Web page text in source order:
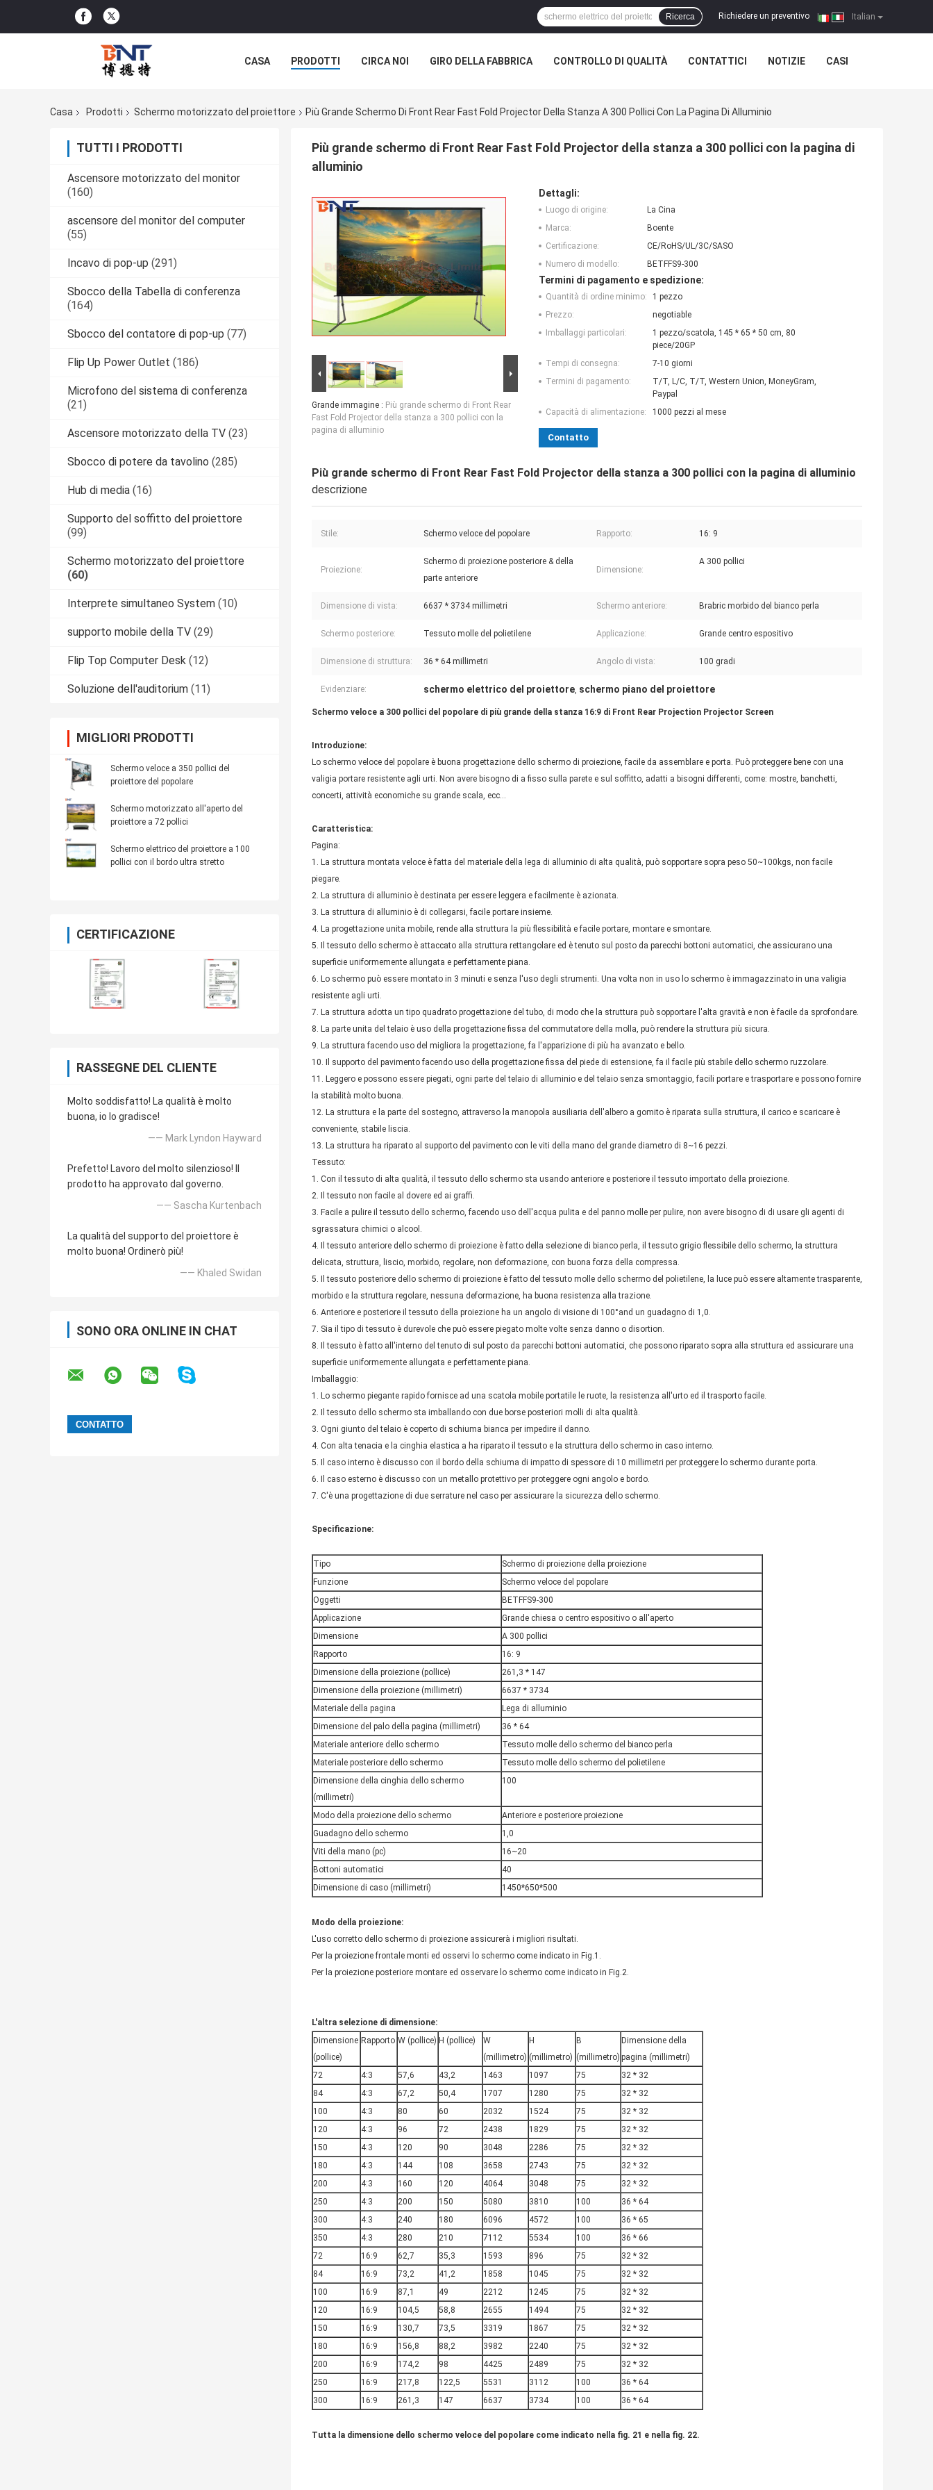
Italian
Richiedere un preventivo |
Ricerca
CASA PRODOTTI CIRCA NOI GIRO DELLA FABBRICA CONTROLLO DI QUALITÀ CONTATTICI NOTIZIE CASI
Casa
Prodotti Schermo motorizzato del proiettore Più Grande Schermo Di Front Rear Fast Fold Projector Della Stanza A 300 Pollici Con La Pagina Di Alluminio
TUTTI I PRODOTTI
Ascensore motorizzato del monitor
(160)
ascensore del monitor del computer
(55)
Incavo di pop-up (291)
Sbocco della Tabella di conferenza
(164)
Sbocco del contatore di pop-up (77)
Flip Up Power Outlet (186)
Microfono del sistema di conferenza
(21)
Ascensore motorizzato della TV (23)
Sbocco di potere da tavolino (285)
Hub di media (16)
Supporto del soffitto del proiettore
(99)
Schermo motorizzato del proiettore
(60)
Interprete simultaneo System (10)
supporto mobile della TV (29)
Flip Top Computer Desk (12)
Soluzione dell'auditorium (11)
MIGLIORI PRODOTTI
Schermo veloce a 350 pollici del
proiettore del popolare
Schermo motorizzato all'aperto del
proiettore a 72 pollici
Schermo elettrico del proiettore a 100
pollici con il bordo ultra stretto
CERTIFICAZIONE
RASSEGNE DEL CLIENTE
Molto soddisfatto! La qualità è molto
buona, io lo gradisce!
—— Mark Lyndon Hayward
Prefetto! Lavoro del molto silenzioso! Il
prodotto ha approvato dal governo.
—— Sascha Kurtenbach
La qualità del supporto del proiettore è
molto buona! Ordinerò più!
—— Khaled Swidan
SONO ORA ONLINE IN CHAT
Più grande schermo di Front Rear Fast Fold Projector della stanza a 300 pollici con la pagina di
alluminio
Grande immagine : Più grande schermo di Front Rear
Fast Fold Projector della stanza a 300 pollici con la
pagina di alluminio
Dettagli:
Luogo di origine:
La Cina
Marca:
Boente
Certificazione:
CE/RoHS/UL/3C/SASO
Numero di modello:
BETFFS9-300
Termini di pagamento e spedizione:
Quantità di ordine minimo:
1 pezzo
Prezzo:
negotiable
Imballaggi particolari:
1 pezzo/scatola, 145 * 65 * 50 cm, 80
piece/20GP
Tempi di consegna:
7-10 giorni
Termini di pagamento:
T/T, L/C, T/T, Western Union, MoneyGram,
Paypal
Capacità di alimentazione:
1000 pezzi al mese
Contatto
Più grande schermo di Front Rear Fast Fold Projector della stanza a 300 pollici con la pagina di alluminio
descrizione
Stile: Schermo veloce del popolare Rapporto: 16: 9
Proiezione:
Schermo di proiezione posteriore & della
parte anteriore
Dimensione:
A 300 pollici
Dimensione di vista: 6637 * 3734 millimetri Schermo anteriore: Brabric morbido del bianco perla
Schermo posteriore: Tessuto molle del polietilene Applicazione: Grande centro espositivo
Dimensione di struttura: 36 * 64 millimetri Angolo di vista: 100 gradi
Evidenziare: schermo elettrico del proiettore, schermo piano del proiettore
Schermo veloce a 300 pollici del popolare di più grande della stanza 16:9 di Front Rear Projection Projector Screen
Introduzione:
Lo schermo veloce del popolare è buona progettazione dello schermo di proiezione, facile da assemblare e porta. Può proteggere bene con una
valigia portare resistente agli urti. Non avere bisogno di a fisso sulla parete e sul soffitto, adatti a bisogni differenti, come: mostre, banchetti,
concerti, attività economiche su grande scala, ecc…
Caratteristica:
Pagina:
1. La struttura montata veloce è fatta del materiale della lega di alluminio di alta qualità, può sopportare sopra peso 50~100kgs, non facile
piegare.
2. La struttura di alluminio è destinata per essere leggera e facilmente è azionata.
3. La struttura di alluminio è di collegarsi, facile portare insieme.
4. La progettazione unita mobile, rende alla struttura la più flessibilità e facile portare, montare e smontare.
5. Il tessuto dello schermo è attaccato alla struttura rettangolare ed è tenuto sul posto da parecchi bottoni automatici, che assicurano una
superficie uniformemente allungata e perfettamente piana.
6. Lo schermo può essere montato in 3 minuti e senza l'uso degli strumenti. Una volta non in uso lo schermo è immagazzinato in una valigia
resistente agli urti.
7. La struttura adotta un tipo quadrato progettazione del tubo, di modo che la struttura può sopportare l'alta gravità e non è facile da sprofondare.
8. La parte unita del telaio è uso della progettazione fissa del commutatore della molla, può rendere la struttura più sicura.
9. La struttura facendo uso del migliora la progettazione, fa l'apparizione di più ha avanzato e bello.
10. Il supporto del pavimento facendo uso della progettazione fissa del piede di estensione, fa il facile più stabile dello schermo ruzzolare.
11. Leggero e possono essere piegati, ogni parte del telaio di alluminio e del telaio senza smontaggio, facili portare e trasportare e possono fornire
la stabilità molto buona.
12. La struttura e la parte del sostegno, attraverso la manopola ausiliaria dell'albero a gomito è riparata sulla struttura, il carico e scaricare è
conveniente, stabile liscia.
13. La struttura ha riparato al supporto del pavimento con le viti della mano del grande diametro di 8~16 pezzi.
Tessuto:
1. Con il tessuto di alta qualità, il tessuto dello schermo sta usando anteriore e posteriore il tessuto importato della proiezione.
2. Il tessuto non facile al dovere ed ai graffi.
3. Facile a pulire il tessuto dello schermo, facendo uso dell'acqua pulita e del panno molle per pulire, non avere bisogno di di usare gli agenti di
sgrassatura chimici o alcool.
4. Il tessuto anteriore dello schermo di proiezione è fatto della selezione di bianco perla, il tessuto grigio flessibile dello schermo, la struttura
delicata, struttura, liscio, morbido, regolare, non deformazione, con buona forza della compressa.
5. Il tessuto posteriore dello schermo di proiezione è fatto del tessuto molle dello schermo del polietilene, la luce può essere altamente trasparente,
morbido e la struttura regolare, nessuna deformazione, ha buona resistenza alla trazione.
6. Anteriore e posteriore il tessuto della proiezione ha un angolo di visione di 100°and un guadagno di 1,0.
7. Sia il tipo di tessuto è durevole che può essere piegato molte volte senza danno o disortion.
8. Il tessuto è fatto all'interno del tenuto di sul posto da parecchi bottoni automatici, che possono riparato sopra alla struttura ed assicurare una
superficie uniformemente allungata e perfettamente piana.
Imballaggio:
1. Lo schermo piegante rapido fornisce ad una scatola mobile portatile le ruote, la resistenza all'urto ed il trasporto facile.
2. Il tessuto dello schermo sta imballando con due borse posteriori molli di alta qualità.
3. Ogni giunto del telaio è coperto di schiuma bianca per impedire il danno.
4. Con alta tenacia e la cinghia elastica a ha riparato il tessuto e la struttura dello schermo in caso interno.
5. Il caso interno è discusso con il bordo della schiuma di impatto di spessore di 10 millimetri per proteggere lo schermo durante porta.
6. Il caso esterno è discusso con un metallo protettivo per proteggere ogni angolo e bordo.
7. C'è una progettazione di due serrature nel caso per assicurare la sicurezza dello schermo.
Specificazione:
Tipo
Schermo di proiezione della proiezione
Funzione
Schermo veloce del popolare
Oggetti
BETFFS9-300
Applicazione
Grande chiesa o centro espositivo o all'aperto
Dimensione
A 300 pollici
Rapporto
16: 9
Dimensione della proiezione (pollice)
261,3 * 147
Dimensione della proiezione (millimetri)
6637 * 3734
Materiale della pagina
Lega di alluminio
Dimensione del palo della pagina (millimetri)
36 * 64
Materiale anteriore dello schermo
Tessuto molle dello schermo del bianco perla
Materiale posteriore dello schermo
Tessuto molle dello schermo del polietilene
Dimensione della cinghia dello schermo
(millimetri)
100
Modo della proiezione dello schermo
Anteriore e posteriore proiezione
Guadagno dello schermo
1,0
Viti della mano (pc)
16~20
Bottoni automatici
40
Dimensione di caso (millimetri)
1450*650*500
Modo della proiezione:
L'uso corretto dello schermo di proiezione assicurerà i migliori risultati.
Per la proiezione frontale monti ed osservi lo schermo come indicato in Fig.1.
Per la proiezione posteriore montare ed osservare lo schermo come indicato in Fig.2.
L'altra selezione di dimensione:
Dimensione
(pollice)
Rapporto W (pollice) H (pollice)
W
(millimetro)
H
(millimetro)
B
(millimetro)
Dimensione della
pagina (millimetri)
72
4:3 57,6 43,2 1463 1097 75
32 * 32
84
4:3 67,2 50,4 1707 1280 75
32 * 32
100
4:3 80 60 2032 1524 75
32 * 32
120
4:3 96 72 2438 1829 75
32 * 32
150
4:3 120 90 3048 2286 75
32 * 32
180
4:3 144 108 3658 2743 75
32 * 32
200
4:3 160 120 4064 3048 75
32 * 32
250
4:3 200 150 5080 3810 100
36 * 64
300
4:3 240 180 6096 4572 100
36 * 65
350
4:3 280 210 7112 5534 100
36 * 66
72
16:9 62,7 35,3 1593 896 75
32 * 32
84
16:9 73,2 41,2 1858 1045 75
32 * 32
100
16:9 87,1 49 2212 1245 75
32 * 32
120
16:9 104,5 58,8 2655 1494 75
32 * 32
150
16:9 130,7 73,5 3319 1867 75
32 * 32
180
16:9 156,8 88,2 3982 2240 75
32 * 32
200
16:9 174,2 98 4425 2489 75
32 * 32
250
16:9 217,8 122,5 5531 3112 100
36 * 64
300
16:9 261,3 147 6637 3734 100 36 * 64
Tutta la dimensione dello schermo veloce del popolare come indicato nella fig. 21 e nella fig. 22.